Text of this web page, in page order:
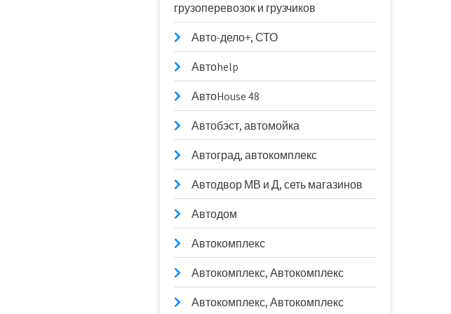
грузоперевозок и грузчиков
Авто-дело+, СТО
Автоhelp
АвтоHouse 48
Автобэст, автомойка
Автоград, автокомплекс
Автодвор МВ и Д, сеть магазинов
Автодом
Автокомплекс
Автокомплекс, Автокомплекс
Автокомплекс, Автокомплекс